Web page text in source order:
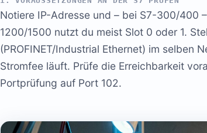
Notiere IP-Adresse und – bei S7-300/400
1200/1500 nutzt du meist Slot 0 oder 1.
(PROFINET/Industrial Ethernet) im selben
Stromfee läuft. Prüfe die Erreichbarkeit
Portprüfung auf Port 102.